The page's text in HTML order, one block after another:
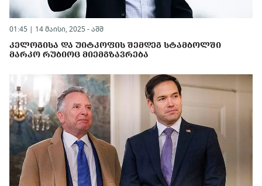
01:45 | 14 მაისი, 2025 - აშშ
ᲙᲔᲚᲝᲒᲘᲡᲐ ᲓᲐ ᲣᲘᲢᲙᲝᲤᲘᲡ ᲨᲔᲛᲓᲔᲒ ᲡᲢᲐᲛᲑᲝᲚᲨᲘ
ᲛᲐᲠᲙᲝ ᲠᲣᲑᲘᲝᲪ ᲛᲘᲔᲛᲒᲖᲐᲕᲠᲔᲑᲐ